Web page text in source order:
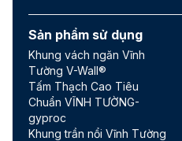
Sản phẩm sử dụng
Khung vách ngăn Vĩnh
Tường V-Wall®
Tấm Thạch Cao Tiêu
Chuẩn VĨNH TƯỜNG-
gyproc
Khung trần nổi Vĩnh Tường